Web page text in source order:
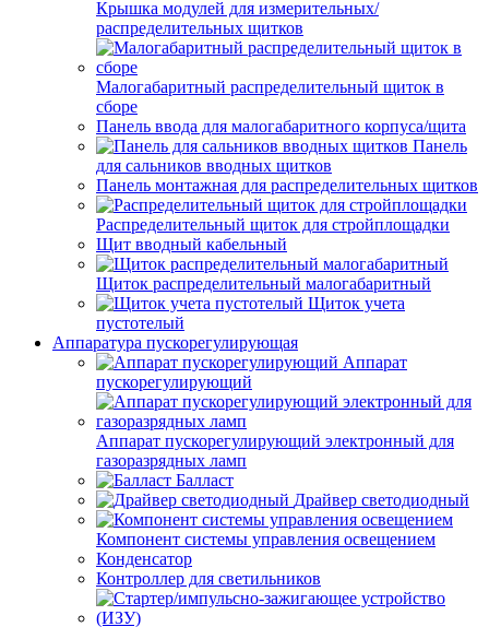
Крышка модулей для измерительных/
распределительных щитков
Малогабаритный распределительный щиток в
сборе
Панель ввода для малогабаритного корпуса/щита
Панель
для сальников вводных щитков
Панель монтажная для распределительных щитков
Распределительный щиток для стройплощадки
Щит вводный кабельный
Щиток распределительный малогабаритный
Щиток учета
пустотелый
Аппаратура пускорегулирующая
Аппарат
пускорегулирующий
Аппарат пускорегулирующий электронный для
газоразрядных ламп
Балласт
Драйвер светодиодный
Компонент системы управления освещением
Конденсатор
Контроллер для светильников